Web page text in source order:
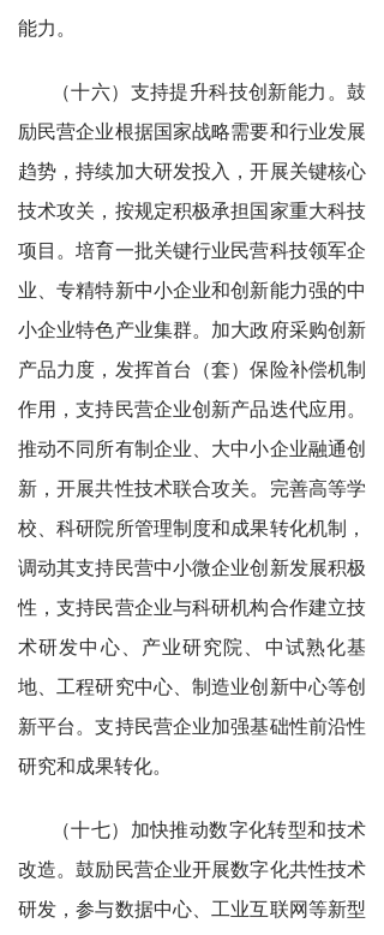
能力。
（十六）支持提升科技创新能力。鼓
励民营企业根据国家战略需要和行业发展
趋势，持续加大研发投入，开展关键核心
技术攻关，按规定积极承担国家重大科技
项目。培育一批关键行业民营科技领军企
业、专精特新中小企业和创新能力强的中
小企业特色产业集群。加大政府采购创新
产品力度，发挥首台（套）保险补偿机制
作用，支持民营企业创新产品迭代应用。
推动不同所有制企业、大中小企业融通创
新，开展共性技术联合攻关。完善高等学
校、科研院所管理制度和成果转化机制，
调动其支持民营中小微企业创新发展积极
性，支持民营企业与科研机构合作建立技
术研发中心、产业研究院、中试熟化基
地、工程研究中心、制造业创新中心等创
新平台。支持民营企业加强基础性前沿性
研究和成果转化。
（十七）加快推动数字化转型和技术
改造。鼓励民营企业开展数字化共性技术
研发，参与数据中心、工业互联网等新型